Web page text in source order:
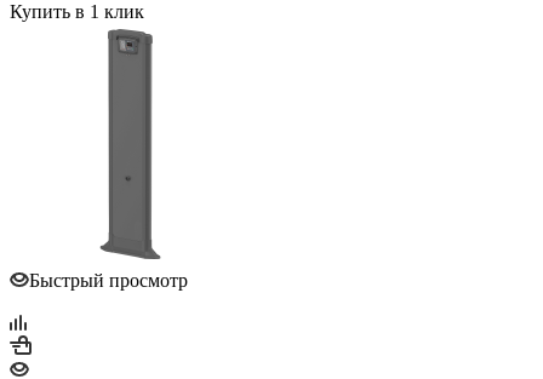
Купить в 1 клик
Быстрый просмотр